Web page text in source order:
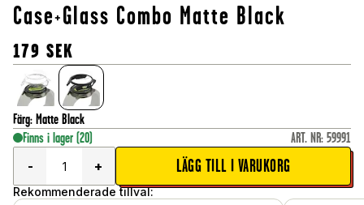
Case+Glass Combo Matte Black
179 SEK
Färg: Matte Black
Finns i lager (20) ART. NR: 59991
-
+ LÄGG TILL I VARUKORG
Rekommenderade tillval: